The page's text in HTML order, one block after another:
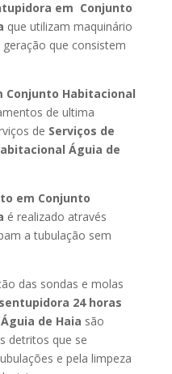
em Conjunto
que utilizam maquinário
que consistem
Conjunto Habitacional
de ultima
de Serviços de
Águia de
em Conjunto
é realizado através
a tubulação sem
das sondas e molas
24 horas
de Haia são
detritos que se
e pela limpeza